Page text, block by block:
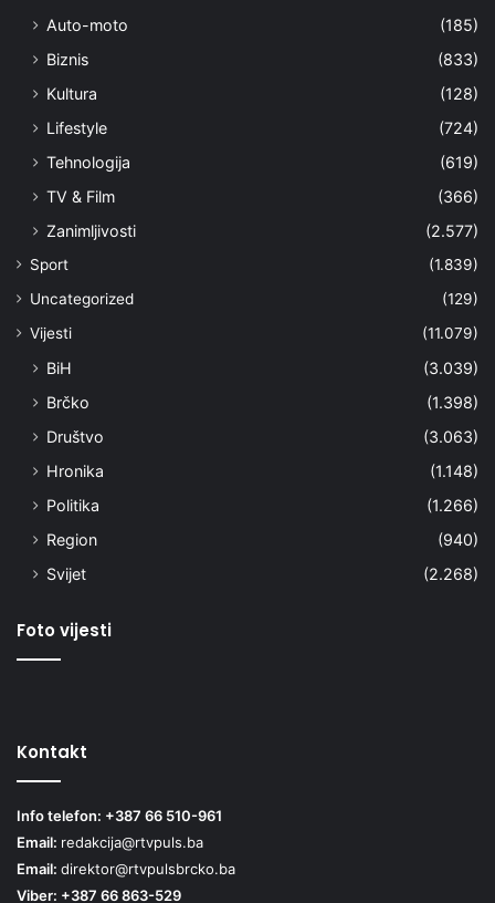
Auto-moto
(185)
Biznis
(833)
Kultura
(128)
Lifestyle
(724)
Tehnologija
(619)
TV & Film
(366)
Zanimljivosti
(2.577)
Sport
(1.839)
Uncategorized
(129)
Vijesti
(11.079)
BiH
(3.039)
Brčko
(1.398)
Društvo
(3.063)
Hronika
(1.148)
Politika
(1.266)
Region
(940)
Svijet
(2.268)
Foto vijesti
Kontakt
Info telefon: +387 66 510-961
Email: redakcija@rtvpuls.ba
Email: direktor@rtvpulsbrcko.ba
Viber: +387 66 863-529